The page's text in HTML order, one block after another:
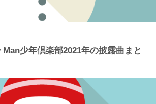
Man少年倶楽部2021年の披露曲まと